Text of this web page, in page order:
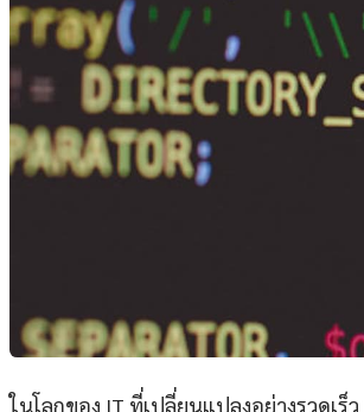
ในโลกของ IT ที่เปลี่ยนแปลงอย่างรวดเร็ว